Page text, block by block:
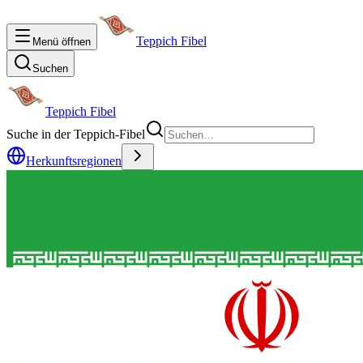
Menü öffnen Teppich Fibel
Suchen
Teppich Fibel
Suche in der Teppich-Fibel
Herkunftsregionen